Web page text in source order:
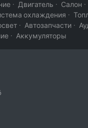
· Двигатель · Салон ·
охлаждения ·
· Автозапчасти ·
· Аккумуляторы